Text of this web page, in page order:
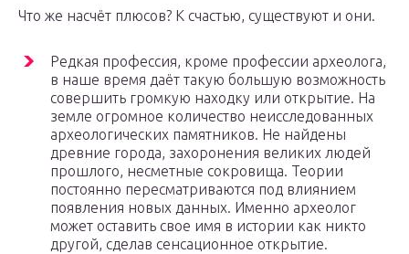
Что же насчёт плюсов? К счастью, существуют и они.
Редкая профессия, кроме профессии археолога,
в наше время даёт такую большую возможность
совершить громкую находку или открытие. На
земле огромное количество неисследованных
археологических памятников. Не найдены
древние города, захоронения великих людей
прошлого, несметные сокровища. Теории
постоянно пересматриваются под влиянием
появления новых данных. Именно археолог
может оставить свое имя в истории как никто
другой, сделав сенсационное открытие.